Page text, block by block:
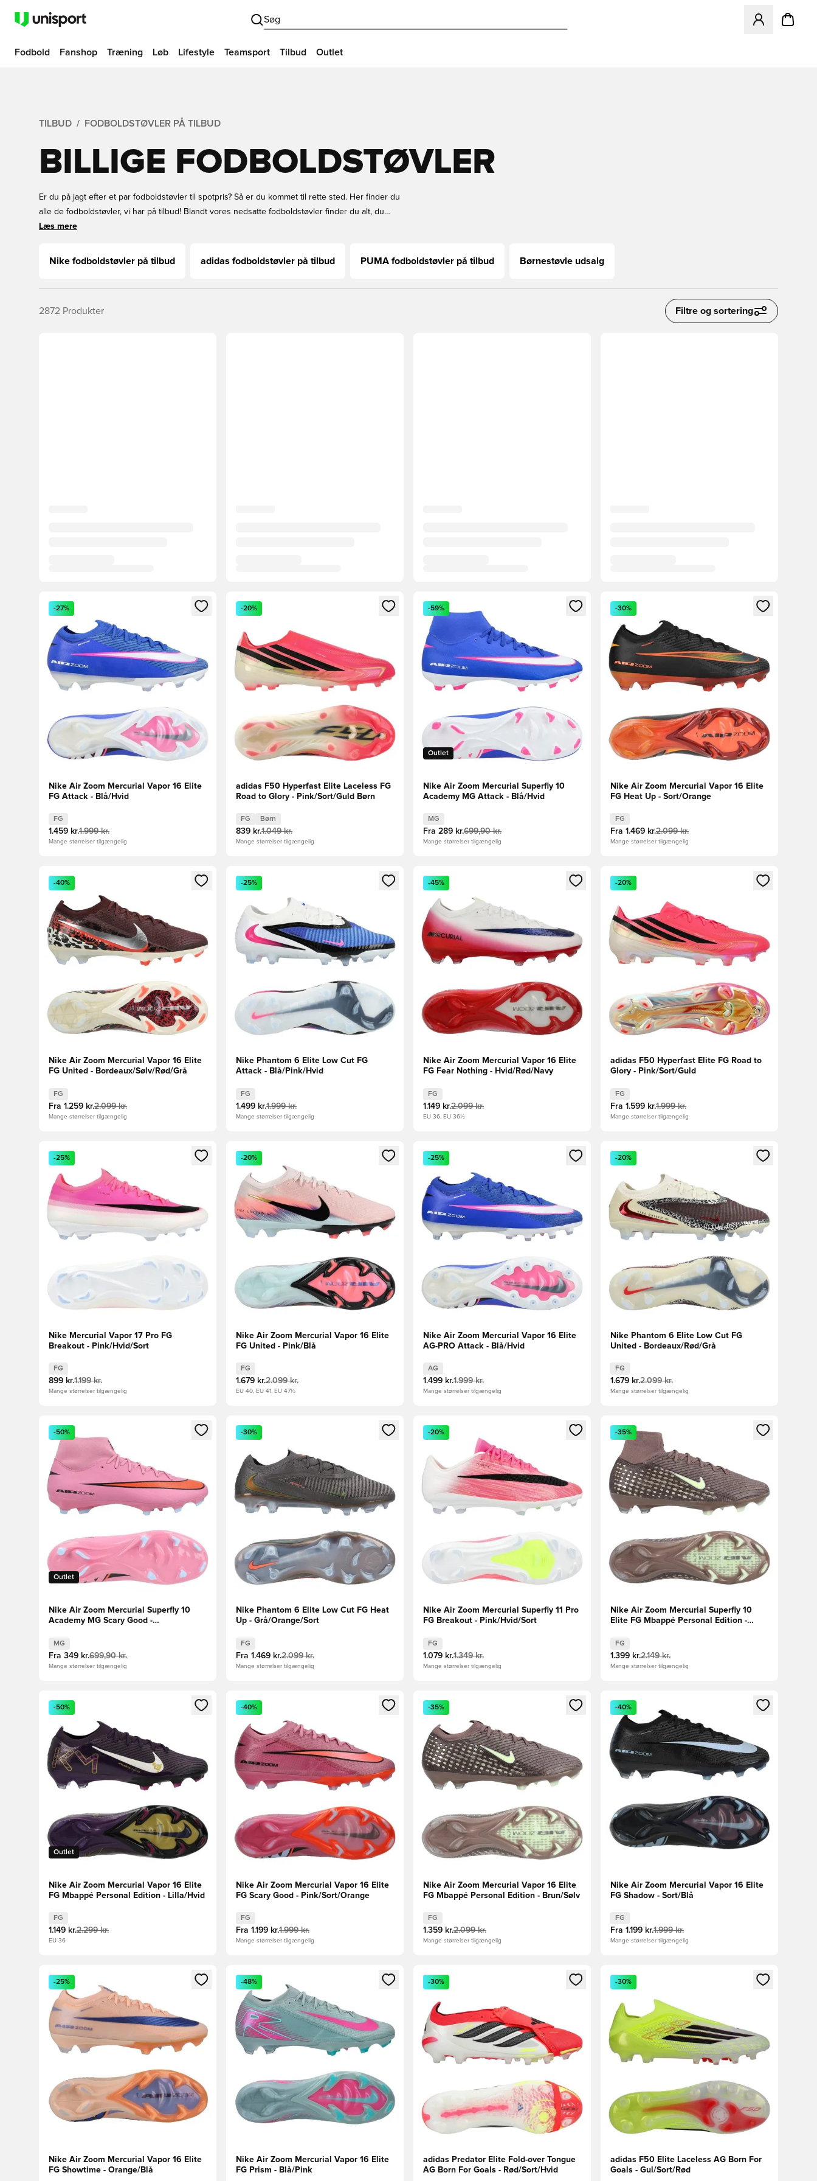
Søg
Åbner en
Fodbold Fanshop Træning Løb Lifestyle Teamsport Tilbud Outlet
TILBUD FODBOLDSTØVLER PÅ TILBUD
BILLIGE FODBOLDSTØVLER
Er du på jagt efter et par fodboldstøvler til spotpris? Så er du kommet til rette sted. Her finder du
alle de fodboldstøvler, vi har på tilbud! Blandt vores nedsatte fodboldstøvler finder du alt, du
kunne tænke dig fra de alle de store mærker. Vores fodboldstøvler på tilbud fås i et væld af farver,
Unisport, kan du selvfølgelig altid tilføje både navn og flag! Altid gode priser og hurtig levering hos
Læs mere
Nike fodboldstøvler på tilbud adidas fodboldstøvler på tilbud PUMA fodboldstøvler på tilbud Børnestøvle udsalg
2872 Produkter Filtre og sortering
Åbner en Modal til at logge ind eller tilmelde dig som medlem
-27%
Nike Air Zoom Mercurial Vapor 16 Elite
FG Attack - Blå/Hvid
FG
1.459 kr.1.999 kr.
Mange størrelser tilgængelig
Åbner en Modal til at logge ind eller tilmelde dig som medlem
-20%
adidas F50 Hyperfast Elite Laceless FG
Road to Glory - Pink/Sort/Guld Børn
FG Børn
839 kr.1.049 kr.
Mange størrelser tilgængelig
Åbner en Modal til at logge ind eller tilmelde dig som medlem
Outlet
-59%
Nike Air Zoom Mercurial Superfly 10
Academy MG Attack - Blå/Hvid
MG
Fra 289 kr.699,90 kr.
Mange størrelser tilgængelig
Åbner en Modal til at logge ind eller tilmelde dig
-30%
Nike Air Zoom Mercurial Vapor 16 Elite
FG Heat Up - Sort/Orange
FG
Fra 1.469 kr.2.099 kr.
Mange størrelser tilgængelig
Åbner en Modal til at logge ind eller tilmelde dig som medlem
-40%
Nike Air Zoom Mercurial Vapor 16 Elite
FG United - Bordeaux/Sølv/Rød/Grå
FG
Fra 1.259 kr.2.099 kr.
Mange størrelser tilgængelig
Åbner en Modal til at logge ind eller tilmelde dig som medlem
-25%
Nike Phantom 6 Elite Low Cut FG
Attack - Blå/Pink/Hvid
FG
1.499 kr.1.999 kr.
Mange størrelser tilgængelig
Åbner en Modal til at logge ind eller tilmelde dig som medlem
-45%
Nike Air Zoom Mercurial Vapor 16 Elite
FG Fear Nothing - Hvid/Rød/Navy
FG
1.149 kr.2.099 kr.
EU 36, EU 36½
Åbner en Modal til at logge ind eller tilmelde dig
-20%
adidas F50 Hyperfast Elite FG Road to
Glory - Pink/Sort/Guld
FG
Fra 1.599 kr.1.999 kr.
Mange størrelser tilgængelig
Åbner en Modal til at logge ind eller tilmelde dig som medlem
-25%
Nike Mercurial Vapor 17 Pro FG
Breakout - Pink/Hvid/Sort
FG
899 kr.1.199 kr.
Mange størrelser tilgængelig
Åbner en Modal til at logge ind eller tilmelde dig som medlem
-20%
Nike Air Zoom Mercurial Vapor 16 Elite
FG United - Pink/Blå
FG
1.679 kr.2.099 kr.
EU 40, EU 41, EU 47½
Åbner en Modal til at logge ind eller tilmelde dig som medlem
-25%
Nike Air Zoom Mercurial Vapor 16 Elite
AG-PRO Attack - Blå/Hvid
AG
1.499 kr.1.999 kr.
Mange størrelser tilgængelig
Åbner en Modal til at logge ind eller tilmelde dig
-20%
Nike Phantom 6 Elite Low Cut FG
United - Bordeaux/Rød/Grå
FG
1.679 kr.2.099 kr.
Mange størrelser tilgængelig
Åbner en Modal til at logge ind eller tilmelde dig som medlem
Outlet
-50%
Nike Air Zoom Mercurial Superfly 10
Academy MG Scary Good -
MG
Fra 349 kr.699,90 kr.
Mange størrelser tilgængelig
Åbner en Modal til at logge ind eller tilmelde dig som medlem
-30%
Nike Phantom 6 Elite Low Cut FG Heat
Up - Grå/Orange/Sort
FG
Fra 1.469 kr.2.099 kr.
Mange størrelser tilgængelig
Åbner en Modal til at logge ind eller tilmelde dig som medlem
-20%
Nike Air Zoom Mercurial Superfly 11 Pro
FG Breakout - Pink/Hvid/Sort
FG
1.079 kr.1.349 kr.
Mange størrelser tilgængelig
Åbner en Modal til at logge ind eller tilmelde dig
-35%
Nike Air Zoom Mercurial Superfly 10
Elite FG Mbappé Personal Edition -
FG
1.399 kr.2.149 kr.
Mange størrelser tilgængelig
Åbner en Modal til at logge ind eller tilmelde dig som medlem
Outlet
-50%
Nike Air Zoom Mercurial Vapor 16 Elite
FG Mbappé Personal Edition - Lilla/Hvid
FG
1.149 kr.2.299 kr.
EU 36
Åbner en Modal til at logge ind eller tilmelde dig som medlem
-40%
Nike Air Zoom Mercurial Vapor 16 Elite
FG Scary Good - Pink/Sort/Orange
FG
Fra 1.199 kr.1.999 kr.
Mange størrelser tilgængelig
Åbner en Modal til at logge ind eller tilmelde dig som medlem
-35%
Nike Air Zoom Mercurial Vapor 16 Elite
FG Mbappé Personal Edition - Brun/Sølv
FG
1.359 kr.2.099 kr.
Mange størrelser tilgængelig
Åbner en Modal til at logge ind eller tilmelde dig
-40%
Nike Air Zoom Mercurial Vapor 16 Elite
FG Shadow - Sort/Blå
FG
Fra 1.199 kr.1.999 kr.
Mange størrelser tilgængelig
Åbner en Modal til at logge ind eller tilmelde dig som medlem
-25%
Nike Air Zoom Mercurial Vapor 16 Elite
FG Showtime - Orange/Blå
Åbner en Modal til at logge ind eller tilmelde dig som medlem
-48%
Nike Air Zoom Mercurial Vapor 16 Elite
FG Prism - Blå/Pink
Åbner en Modal til at logge ind eller tilmelde dig som medlem
-30%
adidas Predator Elite Fold-over Tongue
AG Born For Goals - Rød/Sort/Hvid
Åbner en Modal til at logge ind eller tilmelde dig
-30%
adidas F50 Elite Laceless AG Born For
Goals - Gul/Sort/Rød